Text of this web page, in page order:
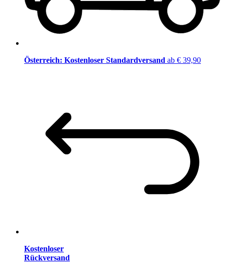
Österreich: Kostenloser Standardversand ab € 39,90
Kostenloser
Rückversand